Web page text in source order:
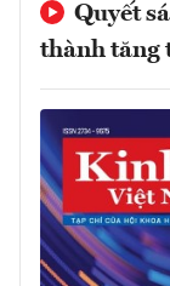
Quyết
thành tăng